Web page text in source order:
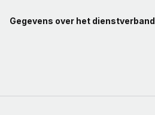
Gegevens over het dienstverband